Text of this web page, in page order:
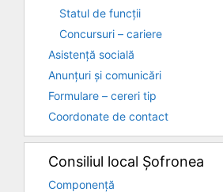
Statul de funcții
Concursuri – cariere
Asistență socială
Anunțuri și comunicări
Formulare – cereri tip
Coordonate de contact
Consiliul local Șofronea
Componență